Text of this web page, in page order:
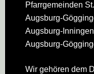
Pfarrgemeinden
Augsburg-
Augsburg-
Augsburg-
Wir gehören dem